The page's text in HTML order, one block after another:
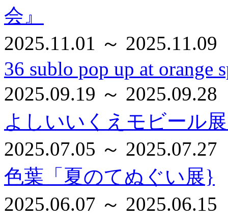
会』
2025.11.01 ～ 2025.11.09
36 sublo pop up at orange
2025.09.19 ～ 2025.09.28
よしいいくえモビール
2025.07.05 ～ 2025.07.27
色葉「夏のてぬぐい展}
2025.06.07 ～ 2025.06.15